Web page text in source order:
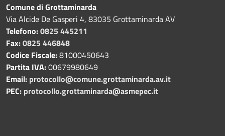
Comune di Grottaminarda
Via Alcide De Gasperi 4, 83035 Grottaminarda AV
Telefono:0825 445211
Fax:0825 446848
Codice Fiscale:81000450643
Partita IVA:00679980649
Email: protocollo@comune.grottaminarda.av.it
PEC: protocollo.grottaminarda@asmepec.it